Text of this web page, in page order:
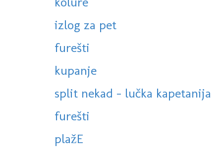
izlog za pet
furešti
kupanje
split nekad - lučka kapetanija
furešti
plažE